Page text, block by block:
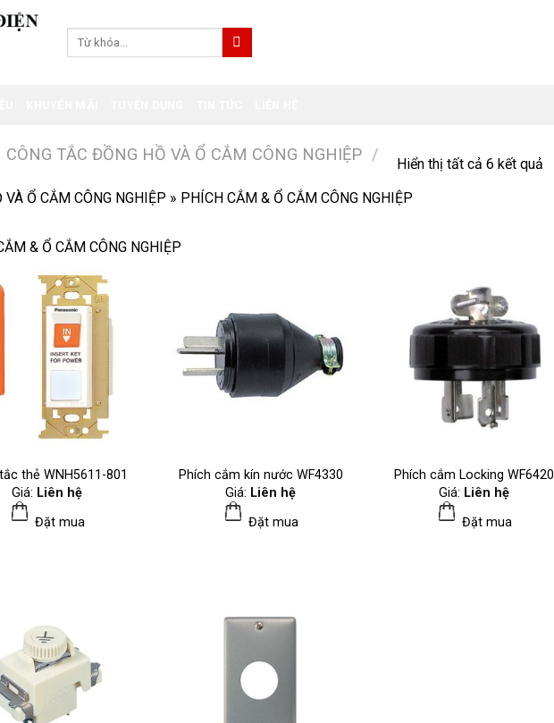
Tìm
CÔNG TẮC ĐỒNG HỒ VÀ Ổ CẮM CÔNG NGHIỆP /
Hiển thị tất cả 6 kết quả
VÀ Ổ CẮM CÔNG NGHIỆP » PHÍCH CẮM & Ổ CẮM CÔNG NGHIỆP
& Ổ CẮM CÔNG NGHIỆP
thẻ WNH5611-801
Giá: Liên hệ
Đặt mua
Phích cắm kín nước WF4330
Giá: Liên hệ
Đặt mua
Phích cắm Locking WF6420
Giá: Liên hệ
Đặt mua